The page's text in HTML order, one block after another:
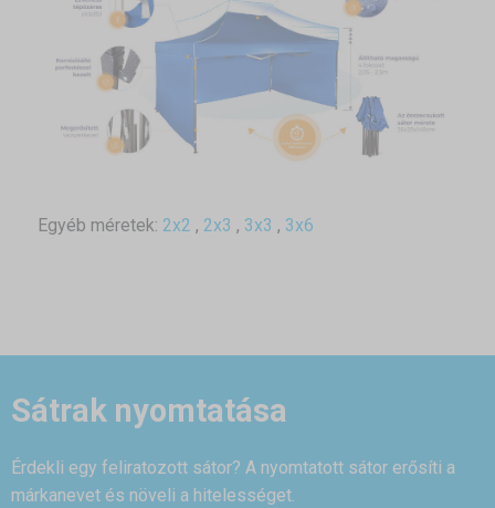
Egyéb méretek: 2x2 , 2x3 , 3x3 , 3x6
Sátrak nyomtatása
Érdekli egy feliratozott sátor? A nyomtatott sátor erősíti a
márkanevet és növeli a hitelességet.